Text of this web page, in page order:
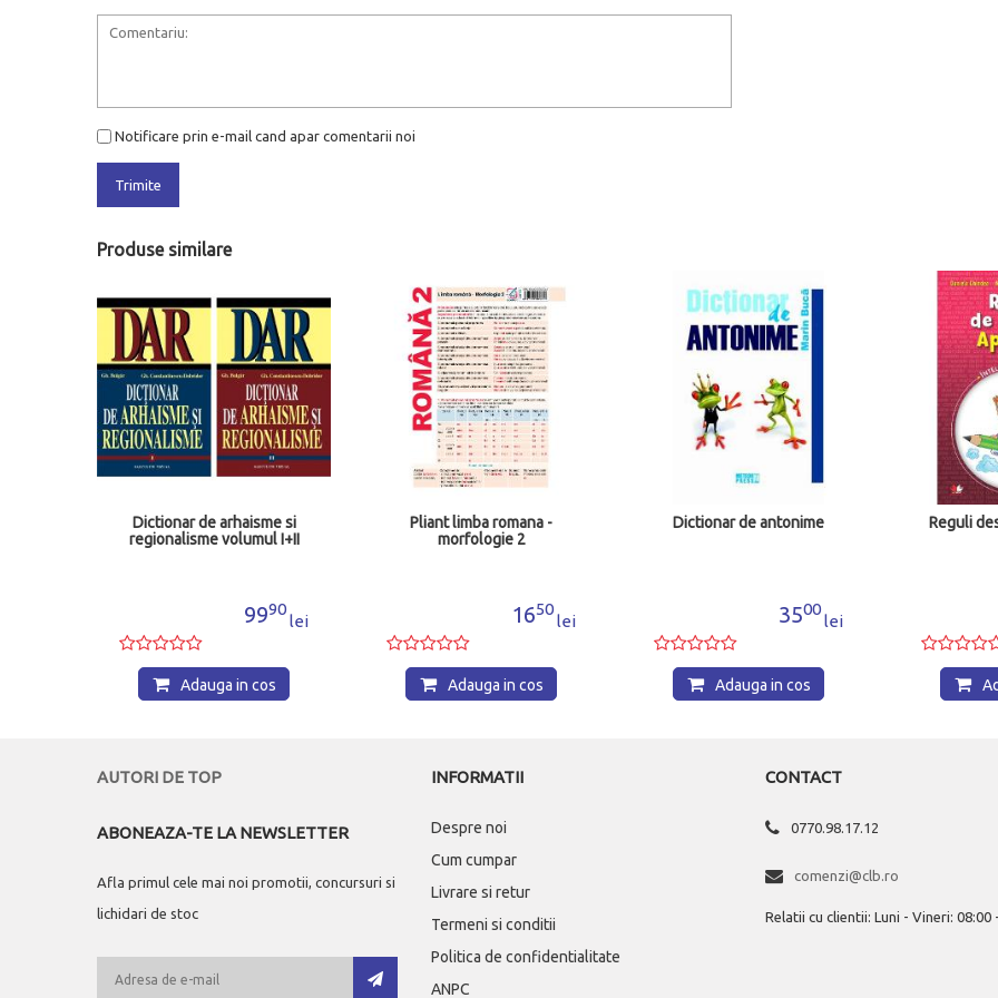
Notificare prin e-mail cand apar comentarii noi
Trimite
Produse similare
Dictionar de arhaisme si
regionalisme volumul I+II
9990
lei
Adauga in cos
Pliant limba romana -
morfologie 2
1650
lei
Adauga in cos
Dictionar de antonime
3500
lei
Adauga in cos
Reguli
AUTORI DE TOP
ABONEAZA-TE LA NEWSLETTER
Afla primul cele mai noi promotii, concursuri si
lichidari de stoc
INFORMATII
Despre noi
Cum cumpar
Livrare si retur
Termeni si conditii
Politica de confidentialitate
ANPC
CONTACT
0770.98.17.12
comenzi@clb.ro
Relatii cu clientii: Luni - Vineri: 08:00